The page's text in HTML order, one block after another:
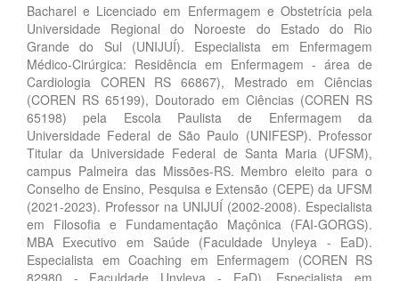
Bacharel e Licenciado em Enfermagem e Obstetrícia pela
Universidade Regional do Noroeste do Estado do Rio
Grande do Sul (UNIJUÍ). Especialista em Enfermagem
Médico-Cirúrgica: Residência em Enfermagem - área de
Cardiologia COREN RS 66867), Mestrado em Ciências
(COREN RS 65199), Doutorado em Ciências (COREN RS
65198) pela Escola Paulista de Enfermagem da
Universidade Federal de São Paulo (UNIFESP). Professor
Titular da Universidade Federal de Santa Maria (UFSM),
campus Palmeira das Missões-RS. Membro eleito para o
Conselho de Ensino, Pesquisa e Extensão (CEPE) da UFSM
(2021-2023). Professor na UNIJUÍ (2002-2008). Especialista
em Filosofia e Fundamentação Maçônica (FAI-GORGS).
MBA Executivo em Saúde (Faculdade Unyleya - EaD).
Especialista em Coaching em Enfermagem (COREN RS
82980 - Faculdade Unyleya - EaD). Especialista em